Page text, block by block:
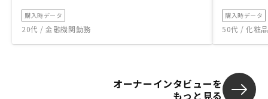
購入時データ
20代 / 金融機関勤務
購入時データ
50代 / 化粧
オーナーインタビューを
もっと見る